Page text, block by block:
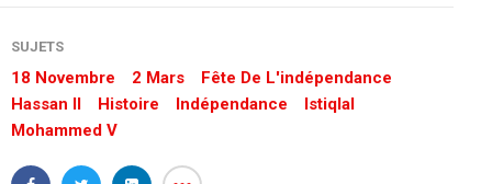
SUJETS
18 Novembre 2 Mars
Fête De L'indépendance
Hassan II
Histoire Indépendance
Istiqlal
Mohammed V